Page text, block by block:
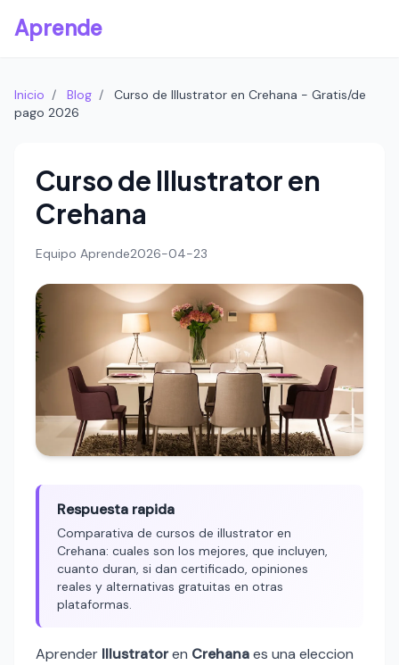
Aprende
Inicio / Blog /
Curso de Illustrator en Crehana - Gratis/de
pago 2026
Curso de Illustrator en
Crehana
Equipo Aprende2026-04-23
Respuesta rapida
Comparativa de cursos de illustrator en
Crehana: cuales son los mejores, que incluyen,
cuanto duran, si dan certificado, opiniones
reales y alternativas gratuitas en otras
plataformas.
Aprender Illustratoren Crehanaes una eleccion